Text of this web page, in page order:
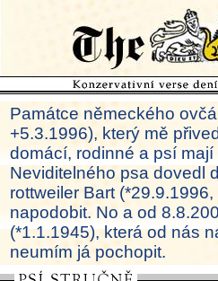
Památce německého
+5.3.1996), který mě
domácí, rodinné a psí
Neviditelného psa dovedl
rottweiler Bart
napodobit. No a od
(*1.1.1945), která od nás
neumím já pochopit.